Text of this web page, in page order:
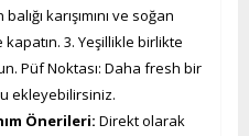
karışımını ve soğan
3. Yeşillikle birlikte
Püf Noktası: Daha fresh bir
ekleyebilirsiniz.
Önerileri: Direkt olarak